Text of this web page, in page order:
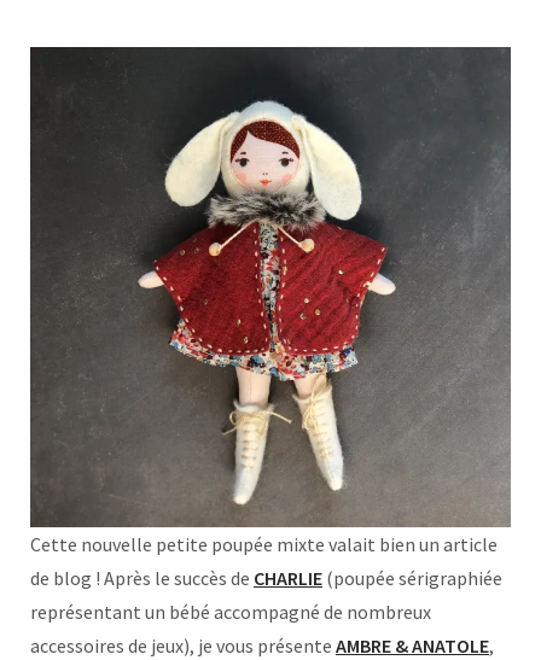
Cette nouvelle petite poupée mixte valait bien un article
de blog ! Après le succès de CHARLIE (poupée sérigraphiée
représentant un bébé accompagné de nombreux
accessoires de jeux), je vous présente AMBRE & ANATOLE,